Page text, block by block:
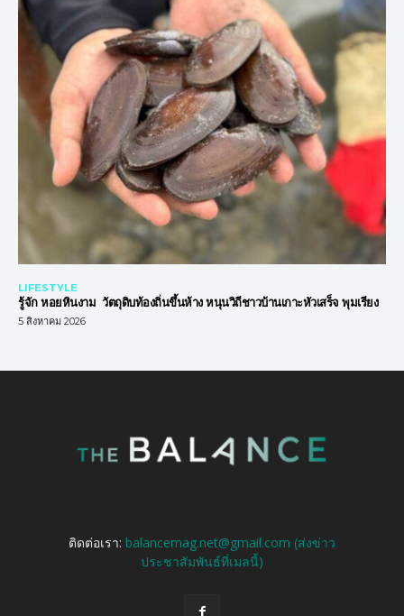
LIFESTYLE
รู้จัก หอยหินงาม วัตถุดิบท้องถิ่นขึ้นห้าง หนุนวิถีชาวบ้านเกาะหัวเสร็จ พุมเรียง
5 สิงหาคม 2026
ติดต่อเรา: balancemag.net@gmail.com (ส่งข่าว
ประชาสัมพันธ์ที่เมลนี้)